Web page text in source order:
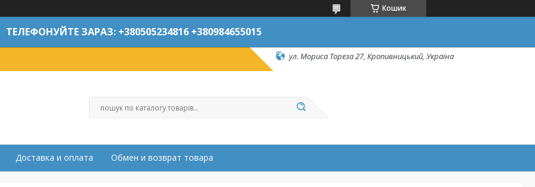
Кошик
ТЕЛЕФОНУЙТЕ ЗАРАЗ: +380505234816 +380984655015
ул. Мориса Тореза 27, Кропивницький, Україна
Доставка и оплата Обмен и возврат товара